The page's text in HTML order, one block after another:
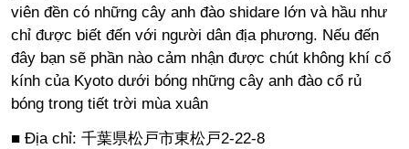
viên đền có những cây anh đào shidare lớn và hầu như
chỉ được biết đến với người dân địa phương. Nếu đến
đây bạn sẽ phần nào cảm nhận được chút không khí cổ
kính của Kyoto dưới bóng những cây anh đào cổ rủ
bóng trong tiết trời mùa xuân
■ Địa chỉ: 千葉県松戸市東松戸2-22-8